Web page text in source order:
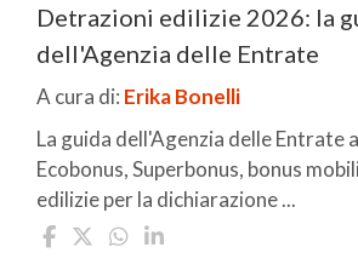
Detrazioni edilizie 2026: la
dell'Agenzia delle Entrate
A cura di: Erika Bonelli
La guida dell'Agenzia delle Entrate
Ecobonus, Superbonus, bonus
edilizie per la dichiarazione ...